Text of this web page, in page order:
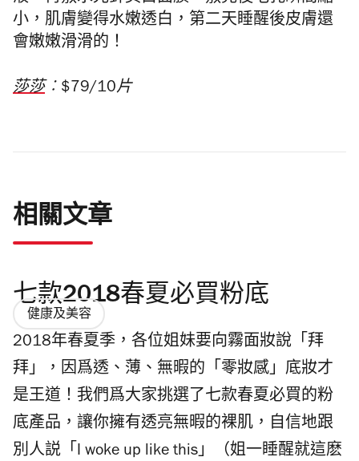
小，肌膚變得水嫩透白，第二天睡醒後皮膚還
會嫩嫩滑滑的！
莎莎︰$79/10片
相關文章
七款2018春夏必買粉底
健康及美容
2018年春夏季，各位姐妹要向霧面妝說「拜
拜」，因爲透、薄、無暇的「零妝感」底妝才
是王道！我們爲大家挑選了七款春夏必買的粉
底產品，讓你擁有透亮無暇的裸肌，自信地跟
別人説「I woke up like this」（姐一睡醒就這麽